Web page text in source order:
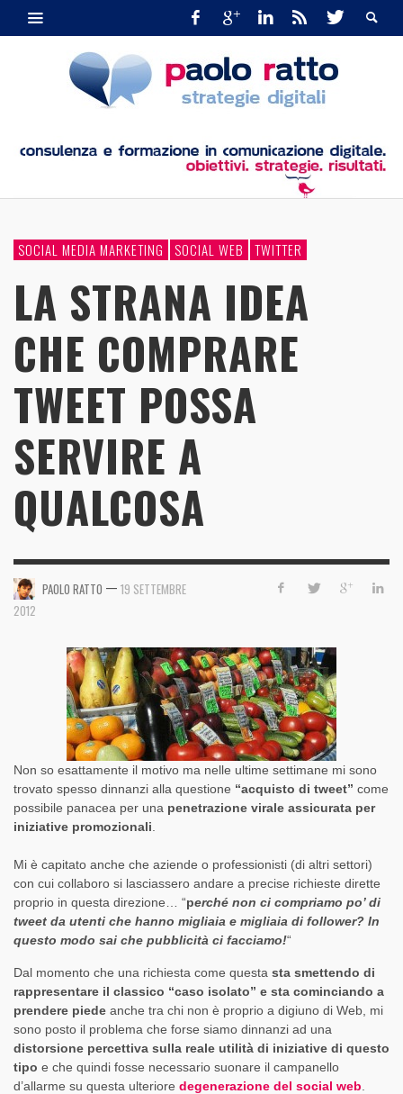
SOCIAL MEDIA MARKETING SOCIAL WEB TWITTER
LA STRANA IDEA
CHE COMPRARE
TWEET POSSA
SERVIRE A
QUALCOSA
PAOLO RATTO — 19 SETTEMBRE
2012
Non so esattamente il motivo ma nelle ultime settimane mi sono
trovato spesso dinnanzi alla questione “acquisto di tweet” come
possibile panacea per una penetrazione virale assicurata per
iniziative promozionali
Mi è capitato anche che aziende o professionisti (di altri settori)
con cui collaboro si lasciassero andare a precise richieste dirette
proprio in questa direzione… “perché non ci compriamo po’ di
tweet da utenti che hanno migliaia e migliaia di follower? In
questo modo sai che pubblicità ci facciamo!“
Dal momento che una richiesta come questa sta smettendo di
rappresentare il classico “caso isolato” e sta cominciando a
prendere piede anche tra chi non è proprio a digiuno di Web, mi
sono posto il problema che forse siamo dinnanzi ad una
distorsione percettiva sulla reale utilità di iniziative di questo
tipo e che quindi fosse necessario suonare il campanello
d’allarme su questa ulteriore degenerazione del social web